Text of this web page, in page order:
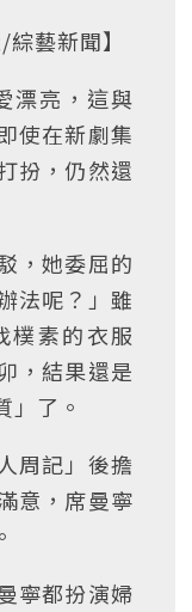
藝新聞】
漂亮，這與
使在新劇集
扮，仍然還
，她委屈的
法呢？」雖
樸素的衣服
，結果還是
」了。
周記」後擔
意，席曼寧
寧都扮演婦